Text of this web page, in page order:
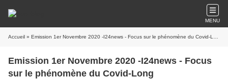
MENU
Accueil » Emission 1er Novembre 2020 -I24news - Focus sur le phénomène du Covid-Long
Emission 1er Novembre 2020 -I24news - Focus
sur le phénomène du Covid-Long